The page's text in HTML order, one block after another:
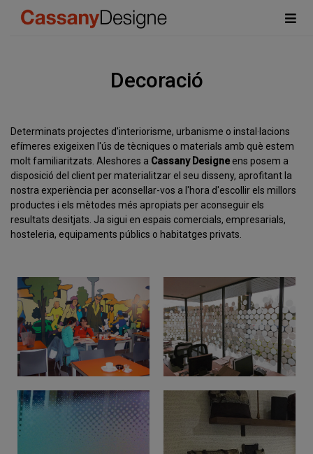
Decoració
Determinats projectes d'interiorisme, urbanisme o instal·lacions
efímeres exigeixen l'ús de tècniques o materials amb què estem
molt familiaritzats. Aleshores a Cassany Designeens posem a
disposició del client per materialitzar el seu disseny, aprofitant la
nostra experiència per aconsellar-vos a l'hora d'escollir els millors
productes i els mètodes més apropiats per aconseguir els
resultats desitjats. Ja sigui en espais comercials, empresarials,
hosteleria, equipaments públics o habitatges privats.